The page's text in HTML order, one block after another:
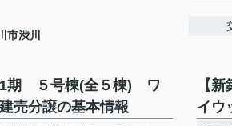
市渋川
1期 ５号棟(全５棟) ワ
売分譲の基本情報
【
イウ